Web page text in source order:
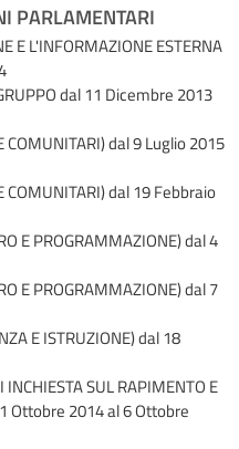
PARLAMENTARI
E L'INFORMAZIONE ESTERNA
dal 11 Dicembre 2013
COMUNITARI)dal 9 Luglio 2015
COMUNITARI)dal 19 Febbraio
E PROGRAMMAZIONE)dal 4
E PROGRAMMAZIONE)dal 7
E ISTRUZIONE)dal 18
SUL RAPIMENTO E
Ottobre 2014 al 6 Ottobre